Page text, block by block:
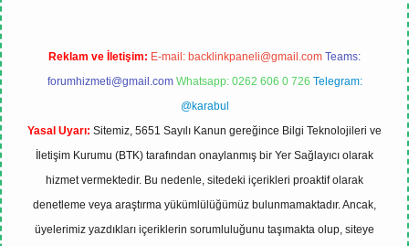
Reklam ve İletişim: E-mail: backlinkpaneli@gmail.com Teams:
forumhizmeti@gmail.com Whatsapp: 0262 606 0 726 Telegram:
@karabul
Yasal Uyarı: Sitemiz, 5651 Sayılı Kanun gereğince Bilgi Teknolojileri ve
İletişim Kurumu (BTK) tarafından onaylanmış bir Yer Sağlayıcı olarak
hizmet vermektedir. Bu nedenle, sitedeki içerikleri proaktif olarak
denetleme veya araştırma yükümlülüğümüz bulunmamaktadır. Ancak,
üyelerimiz yazdıkları içeriklerin sorumluluğunu taşımakta olup, siteye